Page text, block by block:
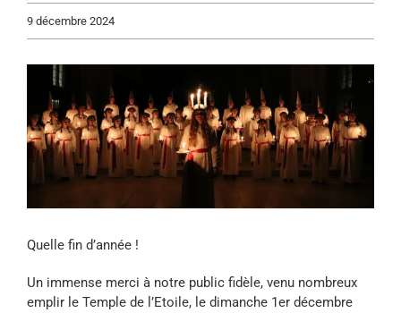
9 décembre 2024
l'image
agrandie
Quelle fin d’année !
Un immense merci à notre public fidèle, venu nombreux
emplir le Temple de l’Etoile, le dimanche 1er décembre